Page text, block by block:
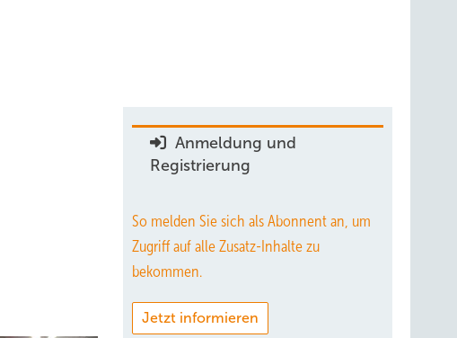
Anmeldung und
Registrierung
So melden Sie sich als Abonnent an, um
Zugriff auf alle Zusatz-Inhalte zu
bekommen.
Jetzt informieren